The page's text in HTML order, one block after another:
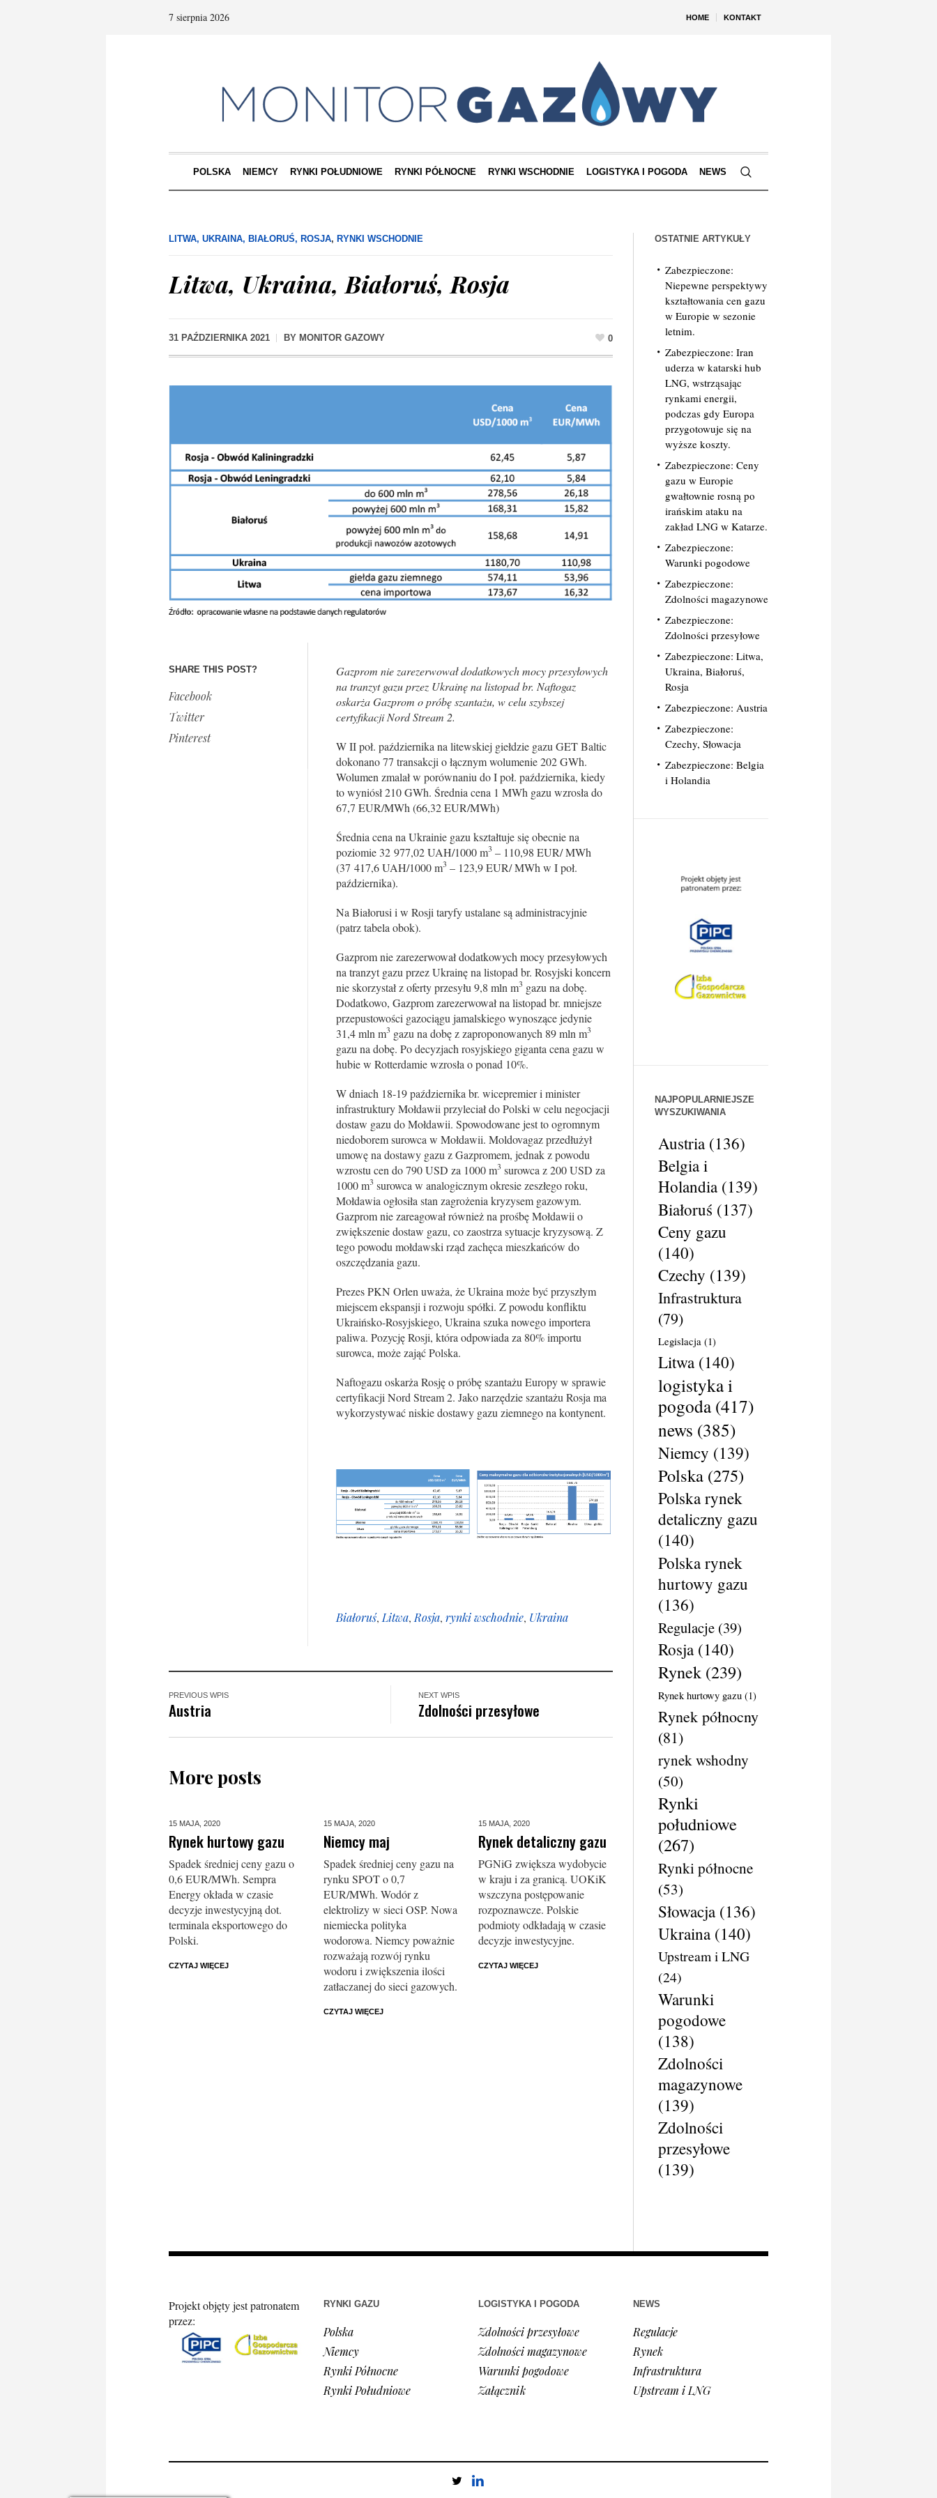
HOME KONTAKT
7 sierpnia 2026
POLSKA NIEMCY RYNKI POŁUDNIOWE RYNKI PÓŁNOCNE RYNKI WSCHODNIE LOGISTYKA I POGODA NEWS
LITWA, UKRAINA, BIAŁORUŚ, ROSJA, RYNKI WSCHODNIE
Litwa, Ukraina, Białoruś, Rosja
31 PAŹDZIERNIKA 2021 BY MONITOR GAZOWY 0
SHARE THIS POST?
Facebook
Twitter
Pinterest
Gazprom nie zarezerwował dodatkowych mocy przesyłowych
na tranzyt gazu przez Ukrainę na listopad br. Naftogaz
oskarża Gazprom o próbę szantażu, w celu szybszej
certyfikacji Nord Stream 2.
W II poł. października na litewskiej giełdzie gazu GET Baltic
dokonano 77 transakcji o łącznym wolumenie 202 GWh.
Wolumen zmalał w porównaniu do I poł. października, kiedy
to wyniósł 210 GWh. Średnia cena 1 MWh gazu wzrosła do
67,7 EUR/MWh (66,32 EUR/MWh)
Średnia cena na Ukrainie gazu kształtuje się obecnie na
poziomie 32 977,02 UAH/1000 m3 – 110,98 EUR/ MWh
(37 417,6 UAH/1000 m3 – 123,9 EUR/ MWh w I poł.
października).
Na Białorusi i w Rosji taryfy ustalane są administracyjnie
(patrz tabela obok).
Gazprom nie zarezerwował dodatkowych mocy przesyłowych
na tranzyt gazu przez Ukrainę na listopad br. Rosyjski koncern
nie skorzystał z oferty przesyłu 9,8 mln m3 gazu na dobę.
Dodatkowo, Gazprom zarezerwował na listopad br. mniejsze
przepustowości gazociągu jamalskiego wynoszące jedynie
31,4 mln m3 gazu na dobę z zaproponowanych 89 mln m3
gazu na dobę. Po decyzjach rosyjskiego giganta cena gazu w
hubie w Rotterdamie wzrosła o ponad 10%.
W dniach 18-19 października br. wicepremier i minister
infrastruktury Mołdawii przyleciał do Polski w celu negocjacji
dostaw gazu do Mołdawii. Spowodowane jest to ogromnym
niedoborem surowca w Mołdawii. Moldovagaz przedłużył
umowę na dostawy gazu z Gazpromem, jednak z powodu
wzrostu cen do 790 USD za 1000 m3 surowca z 200 USD za
1000 m3 surowca w analogicznym okresie zeszłego roku,
Mołdawia ogłosiła stan zagrożenia kryzysem gazowym.
Gazprom nie zareagował również na prośbę Mołdawii o
zwiększenie dostaw gazu, co zaostrza sytuacje kryzysową. Z
tego powodu mołdawski rząd zachęca mieszkańców do
oszczędzania gazu.
Prezes PKN Orlen uważa, że Ukraina może być przyszłym
miejscem ekspansji i rozwoju spółki. Z powodu konfliktu
Ukraińsko-Rosyjskiego, Ukraina szuka nowego importera
paliwa. Pozycję Rosji, która odpowiada za 80% importu
surowca, może zająć Polska.
Naftogazu oskarża Rosję o próbę szantażu Europy w sprawie
certyfikacji Nord Stream 2. Jako narzędzie szantażu Rosja ma
wykorzystywać niskie dostawy gazu ziemnego na kontynent.
Białoruś,Litwa,Rosja, rynki wschodnie, Ukraina
PREVIOUS WPIS
Austria
NEXT WPIS
Zdolności przesyłowe
More posts
15 MAJA, 2020
Rynek hurtowy gazu
Spadek średniej ceny gazu o
0,6 EUR/MWh. Sempra
Energy okłada w czasie
decyzje inwestycyjną dot.
terminala eksportowego do
Polski.
CZYTAJ WIĘCEJ
15 MAJA, 2020
Niemcy maj
Spadek średniej ceny gazu na
rynku SPOT o 0,7
EUR/MWh. Wodór z
elektrolizy w sieci OSP. Nowa
niemiecka polityka
wodorowa. Niemcy poważnie
rozważają rozwój rynku
wodoru i zwiększenia ilości
zatłaczanej do sieci gazowych.
CZYTAJ WIĘCEJ
15 MAJA, 2020
Rynek detaliczny gazu
PGNiG zwiększa wydobycie
w kraju i za granicą. UOKiK
wszczyna postępowanie
rozpoznawcze. Polskie
podmioty odkładają w czasie
decyzje inwestycyjne.
CZYTAJ WIĘCEJ
OSTATNIE ARTYKUŁY
Zabezpieczone:
Niepewne perspektywy
kształtowania cen gazu
w Europie w sezonie
letnim.
Zabezpieczone: Iran
uderza w katarski hub
LNG, wstrząsając
rynkami energii,
podczas gdy Europa
przygotowuje się na
wyższe koszty.
Zabezpieczone: Ceny
gazu w Europie
gwałtownie rosną po
irańskim ataku na
zakład LNG w Katarze.
Zabezpieczone:
Warunki pogodowe
Zabezpieczone:
Zdolności magazynowe
Zabezpieczone:
Zdolności przesyłowe
Zabezpieczone: Litwa,
Ukraina, Białoruś,
Rosja
Zabezpieczone: Austria
Zabezpieczone:
Czechy, Słowacja
Zabezpieczone: Belgia
i Holandia
NAJPOPULARNIEJSZE
WYSZUKIWANIA
Austria(136)
Belgia i
Holandia(139)
Białoruś (137)
Ceny gazu
(140)
Czechy (139)
Infrastruktura
(79)
Legislacja (1)
Litwa(140)
logistyka i
pogoda(417)
news (385)
Niemcy (139)
Polska(275)
Polska rynek
detaliczny gazu
(140)
Polska rynek
hurtowy gazu
(136)
Regulacje(39)
Rosja(140)
Rynek(239)
Rynek hurtowy gazu(1)
Rynek północny
(81)
rynek wshodny
(50)
Rynki
południowe
(267)
Rynki północne
(53)
Słowacja(136)
Ukraina(140)
Upstream i LNG
(24)
Warunki
pogodowe
(138)
Zdolności
magazynowe
(139)
Zdolności
przesyłowe
(139)
Projekt objęty jest patronatem
przez:
RYNKI GAZU
Polska
Niemcy
Rynki Północne
Rynki Południowe
LOGISTYKA I POGODA
Zdolności przesyłowe
Zdolności magazynowe
Warunki pogodowe
Załącznik
NEWS
Regulacje
Rynek
Infrastruktura
Upstream i LNG